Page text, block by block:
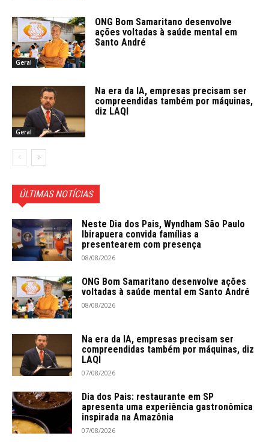
Geral
ONG Bom Samaritano desenvolve
ações voltadas à saúde mental em
Santo André
Geral
Na era da IA, empresas precisam ser
compreendidas também por máquinas,
diz LAQI
ÚLTIMAS NOTÍCIAS
Neste Dia dos Pais, Wyndham São Paulo
Ibirapuera convida famílias a
presentearem com presença
08/08/2026
ONG Bom Samaritano desenvolve ações
voltadas à saúde mental em Santo André
08/08/2026
Na era da IA, empresas precisam ser
compreendidas também por máquinas, diz
LAQI
07/08/2026
Dia dos Pais: restaurante em SP
apresenta uma experiência gastronômica
inspirada na Amazônia
07/08/2026